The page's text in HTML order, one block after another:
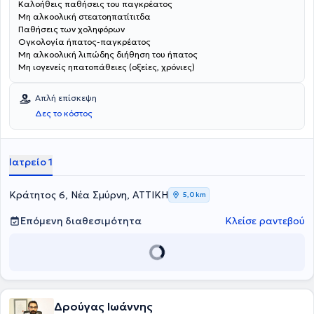
Καλοήθεις παθήσεις του παγκρέατος
Μη αλκοολική στεατοηπατίτιτδα
Παθήσεις των χοληφόρων
Ογκολογία ήπατος-παγκρέατος
Μη αλκοολική λιπώδης διήθηση του ήπατος
Μη ιογενείς ηπατοπάθειες (οξείες, χρόνιες)
Απλή επίσκεψη
Δες το κόστος
Ιατρείο 1
Κράτητος 6, Νέα Σμύρνη, ΑΤΤΙΚΗ 5,0 km
Επόμενη διαθεσιμότητα Κλείσε ραντεβού
Δρούγας Ιωάννης